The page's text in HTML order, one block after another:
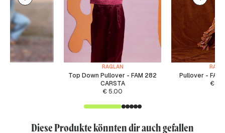
RAGLAN
Top Down Pullover - FAM 282
CARSTA
€ 5.00
Pullover - FAM
€
Diese Produkte könnten dir auch gefallen